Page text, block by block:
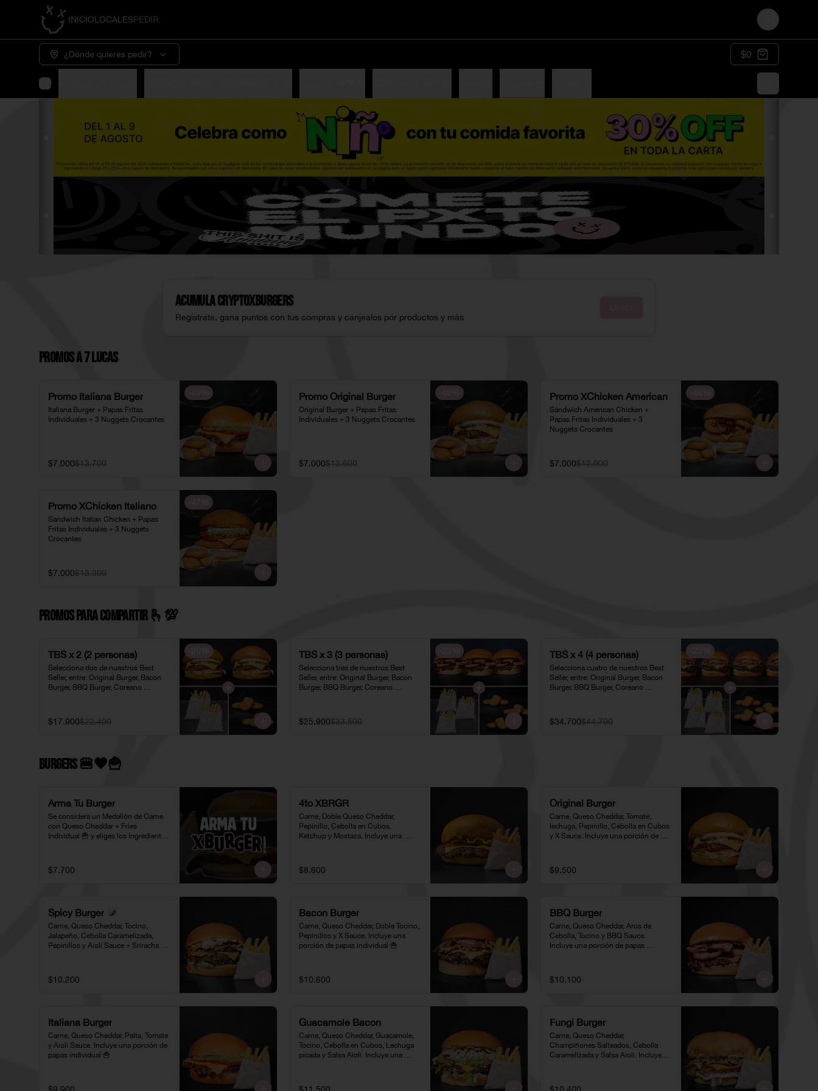
INICIOLOCALESPEDIR
Login
¿Dónde quieres pedir? $0
AcumulaCryptoXburgers
Regístrate, gana puntos con tus compras y canjealos por productos y más
Promos a 7 Lucas
Promo Italiana Burger
Italiana Burger + Papas Fritas
Individuales + 3 Nuggets Crocantes
$7.000$13.700
Promo Original Burger
Original Burger + Papas Fritas
Individuales + 3 Nuggets Crocantes
$7.000$13.600
Promo XChicken American
Sándwich American Chicken +
Papas Fritas Individuales + 3
Nuggets Crocantes
$7.000$12.900
Promo XChicken Italiano
Sandwich Italian Chicken + Papas
Fritas Individuales + 3 Nuggets
Crocantes
$7.000$13.300
PROMOS PARA COMPARTIR 🫰​💯​
TBS x 2 (2 personas)
Selecciona dos de nuestros Best
Seller, entre: Original Burger, Bacon
Burger, BBQ Burger, Coreano
dos pociones de Papas Fritas
Individuales y dos porciones de
$17.900$22.400
TBS x 3 (3 personas)
Selecciona tres de nuestros Best
Seller, entre: Original Burger, Bacon
Burger, BBQ Burger, Coreano
tres pociones de Papas Fritas
Individuales y tres porciones de
$25.900$33.500
TBS x 4 (4 personas)
Selecciona cuatro de nuestros Best
Seller, entre: Original Burger, Bacon
Burger, BBQ Burger, Coreano
cuatro pociones de Papas Fritas
Individuales y cuatro porciones de
$34.700$44.700
Burgers 🍔🖤​🍟
Arma Tu Burger
Se considera un Medallón de Carne
con Queso Cheddar + Fries
Individual 🍟 y eliges los Ingredientes
$7.700
4to XBRGR
Carne, Doble Queso Cheddar,
Pepinillo, Cebolla en Cubos,
Ketchup y Mostaza. Incluye una
$8.600
Original Burger
Carne, Queso Cheddar, Tomate,
lechuga, Pepinillo, Cebolla en Cubos
y X Sauce. Incluye una porción de
$9.500
Spicy Burger
Carne, Queso Cheddar, Tocino,
Jalapeño, Cebolla Caramelizada,
Pepinillos y Aioli Sauce + Sriracha
$10.200
Bacon Burger
Carne, Queso Cheddar, Doble Tocino,
Pepinillos y X Sauce. Incluye una
porción de papas individual 🍟
$10.600
BBQ Burger
Carne, Queso Cheddar, Aros de
Cebolla, Tocino y BBQ Sauce.
Incluye una porción de papas
$10.100
Italiana Burger
Carne, Queso Cheddar, Palta, Tomate
y Aioli Sauce. Incluye una porción de
papas individual 🍟
Guacamole Bacon
Carne, Queso Cheddar, Guacamole,
Tocino, Cebolla en Cubos, Lechuga
picada y Salsa Aioli. Incluye una
Fungi Burger
Carne, Queso Cheddar,
Champiñones Salteados, Cebolla
Caramelizada y Salsa Aioli. Incluye